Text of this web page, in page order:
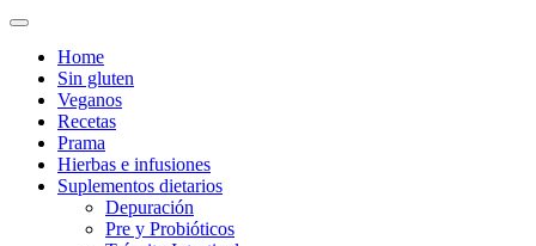
Home
Sin gluten
Veganos
Recetas
Prama
Hierbas e infusiones
Suplementos dietarios
Depuración
Pre y Probióticos